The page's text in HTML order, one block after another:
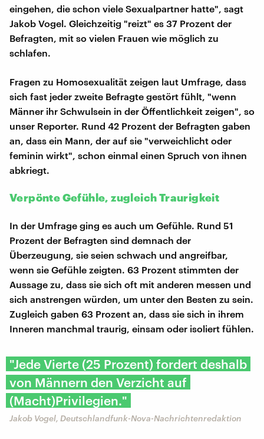
eingehen, die schon viele Sexualpartner hatte", sagt
Jakob Vogel. Gleichzeitig "reizt" es 37 Prozent der
Befragten, mit so vielen Frauen wie möglich zu
schlafen.
Fragen zu Homosexualität zeigen laut Umfrage, dass
sich fast jeder zweite Befragte gestört fühlt, "wenn
Männer ihr Schwulsein in der Öffentlichkeit zeigen", so
unser Reporter. Rund 42 Prozent der Befragten gaben
an, dass ein Mann, der auf sie "verweichlicht oder
feminin wirkt", schon einmal einen Spruch von ihnen
abkriegt.
Verpönte Gefühle, zugleich Traurigkeit
In der Umfrage ging es auch um Gefühle. Rund 51
Prozent der Befragten sind demnach der
Überzeugung, sie seien schwach und angreifbar,
wenn sie Gefühle zeigten. 63 Prozent stimmten der
Aussage zu, dass sie sich oft mit anderen messen und
sich anstrengen würden, um unter den Besten zu sein.
Zugleich gaben 63 Prozent an, dass sie sich in ihrem
Inneren manchmal traurig, einsam oder isoliert fühlen.
"Jede Vierte (25 Prozent) fordert deshalb
von Männern den Verzicht auf
(Macht­)Privilegien."
Jakob Vogel, Deutschlandfunk-Nova-Nachrichtenredaktion